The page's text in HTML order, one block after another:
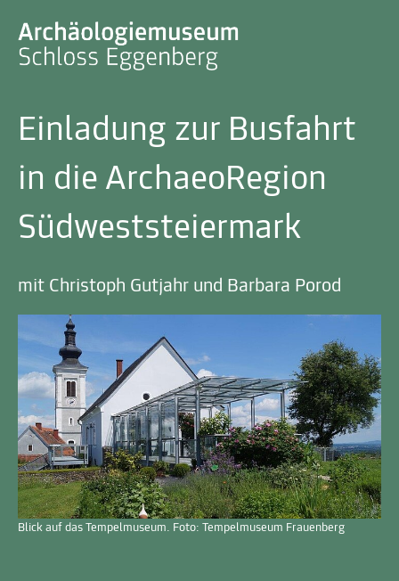
Einladung zur Busfahrt
in die ArchaeoRegion
Südweststeiermark
mit Christoph Gutjahr und Barbara Porod
Blick auf das Tempelmuseum. Foto: Tempelmuseum Frauenberg